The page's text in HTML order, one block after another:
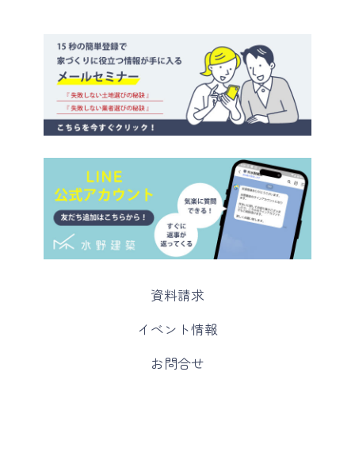
資料請求
イベント情報
お問合せ